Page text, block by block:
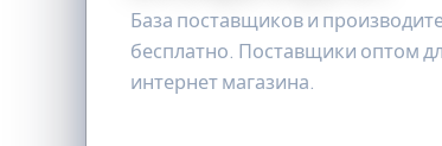
База поставщиков и
бесплатно. Поставщики оптом
интернет магазина.